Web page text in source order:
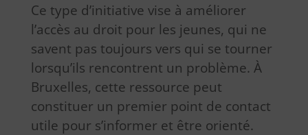
Ce type d’initiative vise à améliorer
l’accès au droit pour les jeunes, qui ne
savent pas toujours vers qui se tourner
lorsqu’ils rencontrent un problème. À
Bruxelles, cette ressource peut
constituer un premier point de contact
utile pour s’informer et être orienté.